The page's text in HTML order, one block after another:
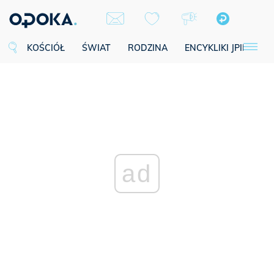
KOŚCIÓŁ ŚWIAT RODZINA ENCYKLIKI JPII
ad